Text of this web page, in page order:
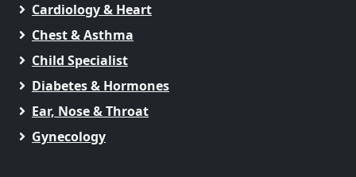
Cardiology & Heart
Chest & Asthma
Child Specialist
Diabetes & Hormones
Ear, Nose & Throat
Gynecology